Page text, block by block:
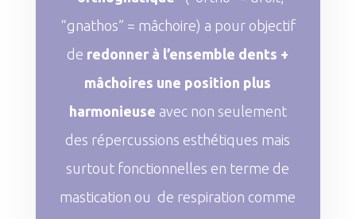
“gnathos” = mâchoire) a pour objectif
de redonner à l’ensemble dents +
mâchoires une position plus
harmonieuse avec non seulement
des répercussions esthétiques mais
surtout fonctionnelles en terme de
mastication ou de respiration comme